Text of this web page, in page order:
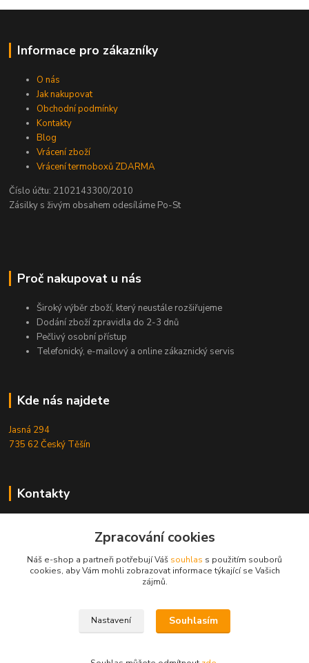
Informace pro zákazníky
O nás
Jak nakupovat
Obchodní podmínky
Kontakty
Blog
Vrácení zboží
Vrácení termoboxů ZDARMA
Číslo účtu: 2102143300/2010
Zásilky s živým obsahem odesíláme Po-St
Proč nakupovat u nás
Široký výběr zboží, který neustále rozšiřujeme
Dodání zboží zpravidla do 2-3 dnů
Pečlivý osobní přístup
Telefonický, e-mailový a online zákaznický servis
Kde nás najdete
Jasná 294
735 62 Český Těšín
Kontakty
+420724095453
info@reefhome.cz
Zpracování cookies
Náš e-shop a partneři potřebují Váš souhlas s použitím souborů
cookies, aby Vám mohli zobrazovat informace týkající se Vašich
zájmů.
Nastavení Souhlasím